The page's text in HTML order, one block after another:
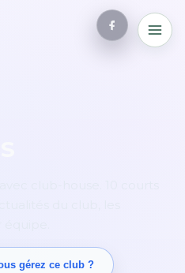
gérez ce club ?